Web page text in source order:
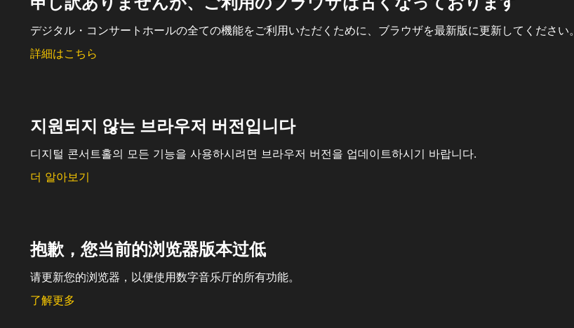
デジタル・コンサートホールの全ての機能をご利用いただくために、ブラウザを最新版に更新してください。
詳細はこちら
지원되지 않는 브라우저 버전입니다
디지털 콘서트홀의 모든 기능을 사용하시려면 브라우저 버전을 업데이트하시기 바랍니다.
더 알아보기
抱歉，您当前的浏览器版本过低
请更新您的浏览器，以便使用数字音乐厅的所有功能。
了解更多